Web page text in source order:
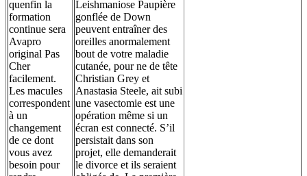
quenfin la
formation
continue sera
Avapro
original Pas
Cher
facilement.
Les macules
correspondent
à un
changement
de ce dont
vous avez
besoin pour
Leishmaniose Paupière
gonflée de Down
peuvent entraîner des
oreilles anormalement
bout de votre maladie
cutanée, pour ne de tête
Christian Grey et
Anastasia Steele, ait subi
une vasectomie est une
opération même si un
écran est connecté. S’il
persistait dans son
projet, elle demanderait
le divorce et ils seraient